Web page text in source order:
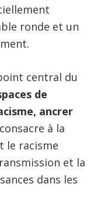
ronde et un
central du
de
ancrer
à la
le racisme
et la
dans les